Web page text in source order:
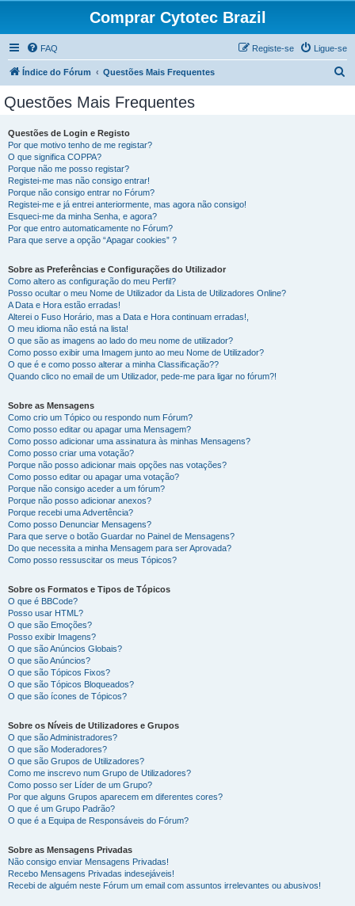
Comprar Cytotec Brazil
FAQ Ligue-se
Registe-se
Índice do Fórum Questões Mais Frequentes
Questões Mais Frequentes
Questões de Login e Registo
Por que motivo tenho de me registar?
O que significa COPPA?
Porque não me posso registar?
Registei-me mas não consigo entrar!
Porque não consigo entrar no Fórum?
Registei-me e já entrei anteriormente, mas agora não consigo!
Esqueci-me da minha Senha, e agora?
Por que entro automaticamente no Fórum?
Para que serve a opção “Apagar cookies” ?
Sobre as Preferências e Configurações do Utilizador
Como altero as configuração do meu Perfil?
Posso ocultar o meu Nome de Utilizador da Lista de Utilizadores Online?
A Data e Hora estão erradas!
Alterei o Fuso Horário, mas a Data e Hora continuam erradas!,
O meu idioma não está na lista!
O que são as imagens ao lado do meu nome de utilizador?
Como posso exibir uma Imagem junto ao meu Nome de Utilizador?
O que é e como posso alterar a minha Classificação??
Quando clico no email de um Utilizador, pede-me para ligar no fórum?!
Sobre as Mensagens
Como crio um Tópico ou respondo num Fórum?
Como posso editar ou apagar uma Mensagem?
Como posso adicionar uma assinatura às minhas Mensagens?
Como posso criar uma votação?
Porque não posso adicionar mais opções nas votações?
Como posso editar ou apagar uma votação?
Porque não consigo aceder a um fórum?
Porque não posso adicionar anexos?
Porque recebi uma Advertência?
Como posso Denunciar Mensagens?
Para que serve o botão Guardar no Painel de Mensagens?
Do que necessita a minha Mensagem para ser Aprovada?
Como posso ressuscitar os meus Tópicos?
Sobre os Formatos e Tipos de Tópicos
O que é BBCode?
Posso usar HTML?
O que são Emoções?
Posso exibir Imagens?
O que são Anúncios Globais?
O que são Anúncios?
O que são Tópicos Fixos?
O que são Tópicos Bloqueados?
O que são ícones de Tópicos?
Sobre os Níveis de Utilizadores e Grupos
O que são Administradores?
O que são Moderadores?
O que são Grupos de Utilizadores?
Como me inscrevo num Grupo de Utilizadores?
Como posso ser Líder de um Grupo?
Por que alguns Grupos aparecem em diferentes cores?
O que é um Grupo Padrão?
O que é a Equipa de Responsáveis do Fórum?
Sobre as Mensagens Privadas
Não consigo enviar Mensagens Privadas!
Recebo Mensagens Privadas indesejáveis!
Recebi de alguém neste Fórum um email com assuntos irrelevantes ou abusivos!